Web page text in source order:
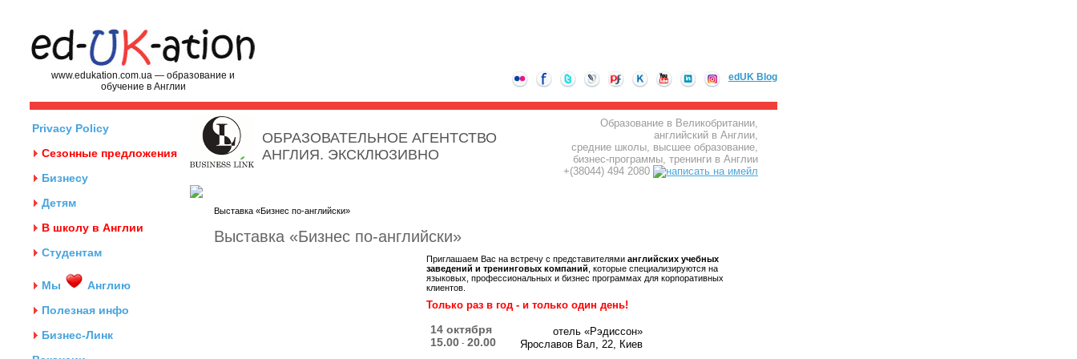
www.edukation.com.ua — образование и
обучение в Англии
edUK Blog
Privacy Policy
Сезонные предложения
Бизнесу
Детям
В школу в Англии
Студентам
Мы
Англию
Полезная инфо
Бизнес-Линк
ОБРАЗОВАТЕЛЬНОЕ АГЕНТСТВО
АНГЛИЯ. ЭКСКЛЮЗИВНО
Образование в Великобритании,
английский в Англии,
средние школы, высшее образование,
бизнес-программы, тренинги в Англии
+(38044) 494 2080
Выставка «Бизнес по-английски»
Выставка «Бизнес по-английски»
Приглашаем Вас на встречу с представителями английских учебных
заведений и тренинговых компаний , которые специализируются на
языковых, профессиональных и бизнес программах для корпоративных
клиентов.
Только раз в год - и только один день!
14 октября
15.00 - 20.00
отель «Рэдиссон»
Ярославов Вал, 22, Киев